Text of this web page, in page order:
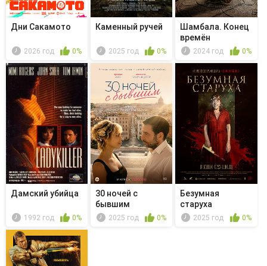
Дни Сакамото
2026 год 0%
Каменный ручей
2025 год 0%
Шамбала. Конец
времён
2024 год 0%
Дамский убийца
1992 год 0%
30 ночей с
бывшим
2025 год 0%
Безумная
старуха
2025 год 0%